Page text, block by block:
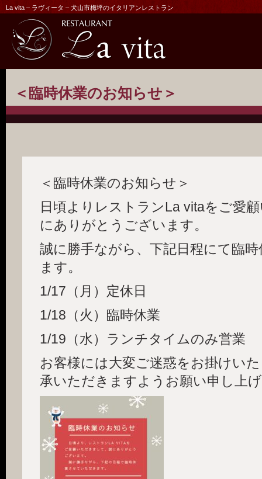
La vita – ラヴィータ – 犬山市梅坪のイタリアンレストラン
＜臨時休業のお知らせ＞
＜臨時休業のお知らせ＞
日頃よりレストランLa vitaをご愛
にありがとうございます。
誠に勝手ながら、下記日程にて臨
ます。
1/17（月）定休日
1/18（火）臨時休業
1/19（水）ランチタイムのみ営業
お客様には大変ご迷惑をお掛けい
承いただきますようお願い申し上